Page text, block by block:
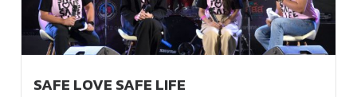
SAFE LOVE SAFE LIFE